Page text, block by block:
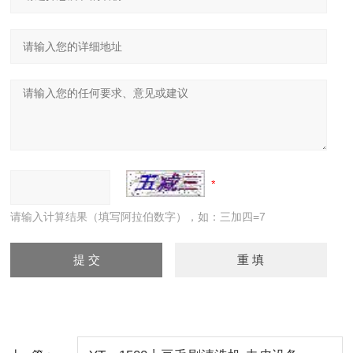
请输入计算结果（填写阿拉伯数字），如：三加四=7